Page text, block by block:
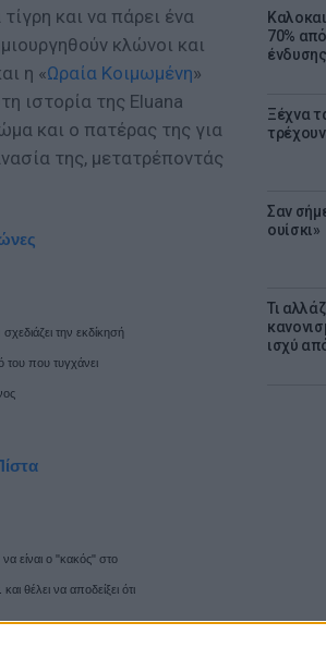
70%
Ξέχνα
Σαν
ουίσκι»
Τι
ισχύ
και να πάρει ένα
κλώνοι και
η «Ωραία Κοιμωμένη»
ιστορία της Eluana
και ο πατέρας της για
της, μετατρέποντάς
την εκδίκησή
του που τυγχάνει
είναι ο "κακός" στο
θέλει να αποδείξει ότι